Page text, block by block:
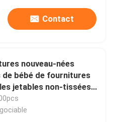
Contact
nouveau-nées
bébé de fournitures
jetables non-tissées